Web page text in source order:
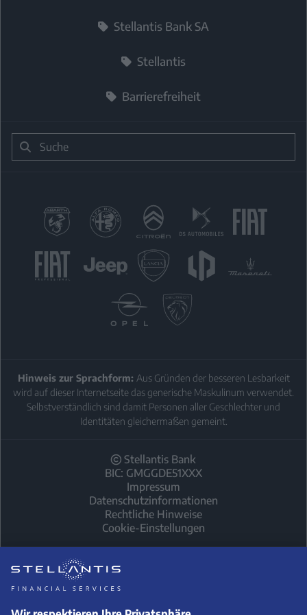
Stellantis Bank SA
Stellantis
Barrierefreiheit
Hinweis zur Sprachform: Aus Gründen der besseren Lesbarkeit
wird auf dieser Internetseite das generische Maskulinum verwendet.
Selbstverständlich sind damit Personen aller Geschlechter und
Identitäten gleichermaßen gemeint.
Stellantis Bank
BIC: GMGGDE51XXX
Impressum
Datenschutzinformationen
Rechtliche Hinweise
Cookie-Einstellungen
Leapmotor T03
Kilometer-Leasing (Privat)